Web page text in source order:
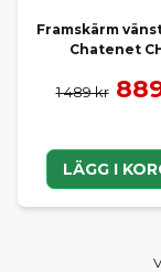
Framskärm
Chatenet
1 489 kr
LÄGG I